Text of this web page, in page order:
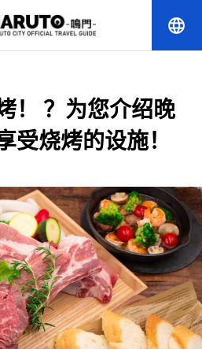
language
！ ？为您介绍晚
受烧烤的设施！